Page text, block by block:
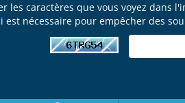
les caractères que vous voyez dans
est nécessaire pour empêcher des